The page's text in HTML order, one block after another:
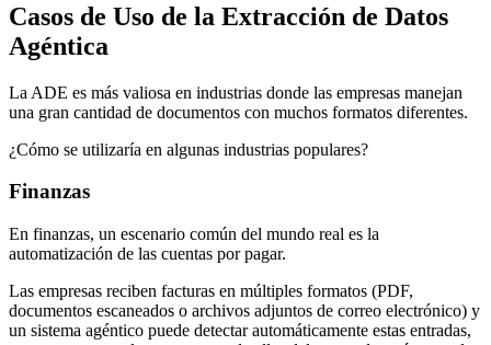
Casos de Uso de la Extracción de Datos
Agéntica
La ADE es más valiosa en industrias donde las empresas manejan
una gran cantidad de documentos con muchos formatos diferentes.
¿Cómo se utilizaría en algunas industrias populares?
Finanzas
En finanzas, un escenario común del mundo real es la
automatización de las cuentas por pagar.
Las empresas reciben facturas en múltiples formatos (PDF,
documentos escaneados o archivos adjuntos de correo electrónico) y
un sistema agéntico puede detectar automáticamente estas entradas,